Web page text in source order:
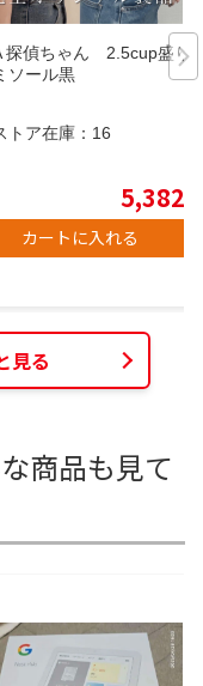
探偵ちゃん 2.5cup盛り
ソール黒
トア在庫： 16
5,382
カートに入れる
見る
商品も見て